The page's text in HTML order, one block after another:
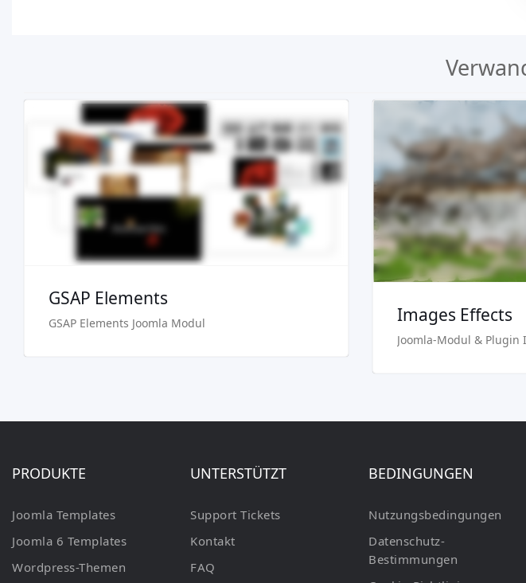
Demo
Kaufen €24.90
GSAP Elements
GSAP Elements Joomla Modul Images Effects
Joomla-Modul & Plugin
PRODUKTE
Joomla Templates
Joomla 6 Templates
Wordpress-Themen
UNTERSTÜTZT
Support Tickets
Kontakt
FAQ
BEDINGUNGEN
Nutzungsbedingungen
Datenschutz-
Bestimmungen